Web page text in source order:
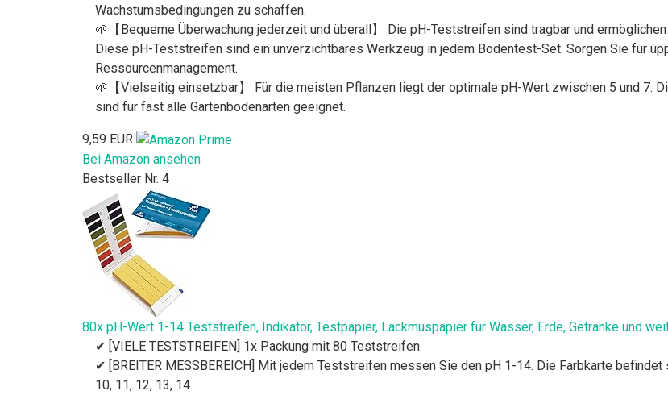
Wachstumsbedingungen zu schaffen.
🌱【Bequeme Überwachung jederzeit und überall】 Die pH-Teststreifen sind tragbar und
Diese pH-Teststreifen sind ein unverzichtbares Werkzeug in jedem Bodentest-Set. Sorgen Sie für
Ressourcenmanagement.
🌱【Vielseitig einsetzbar】 Für die meisten Pflanzen liegt der optimale pH-Wert zwischen 5 und 7.
sind für fast alle Gartenbodenarten geeignet.
9,59 EUR
Bei Amazon ansehen
Bestseller Nr. 4
80x pH-Wert 1-14 Teststreifen, Indikator, Testpapier, Lackmuspapier für Wasser, Erde, Getränke und
✔ [VIELE TESTSTREIFEN] 1x Packung mit 80 Teststreifen.
✔ [BREITER MESSBEREICH] Mit jedem Teststreifen messen Sie den pH 1-14. Die Farbkarte befindet
10, 11, 12, 13, 14.